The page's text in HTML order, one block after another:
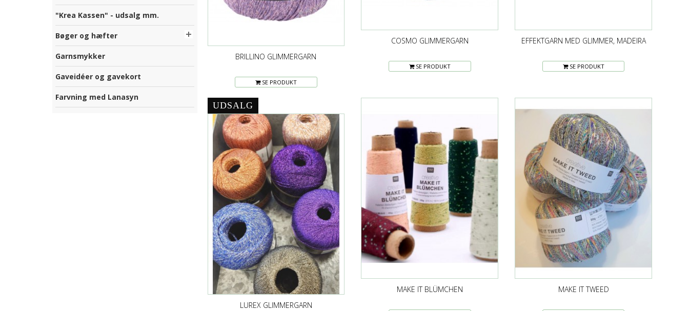
"Krea Kassen" - udsalg mm.
Bøger og hæfter
Garnsmykker
Gaveidéer og gavekort
Farvning med Lanasyn
BRILLINO GLIMMERGARN
SE PRODUKT
COSMO GLIMMERGARN
SE PRODUKT
EFFEKTGARN MED GLIMMER, MADEIRA
SE PRODUKT
UDSALG
LUREX GLIMMERGARN
MAKE IT BLÜMCHEN MAKE IT TWEED